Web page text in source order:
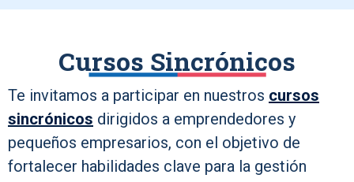
Cursos Sincrónicos
Te invitamos a participar en nuestros cursos
sincrónicos dirigidos a emprendedores y
pequeños empresarios, con el objetivo de
fortalecer habilidades clave para la gestión